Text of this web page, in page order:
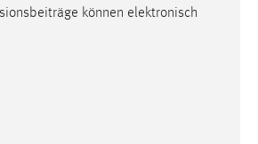
können elektronisch